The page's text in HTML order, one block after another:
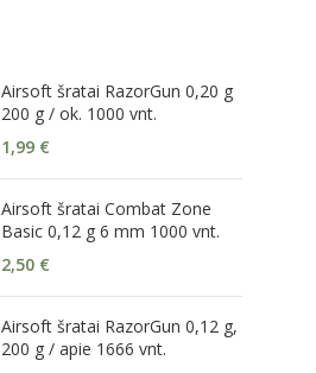
Airsoft šratai RazorGun 0,20 g
200 g / ok. 1000 vnt.
1,99 €
Airsoft šratai Combat Zone
Basic 0,12 g 6 mm 1000 vnt.
2,50 €
Airsoft šratai RazorGun 0,12 g,
200 g / apie 1666 vnt.